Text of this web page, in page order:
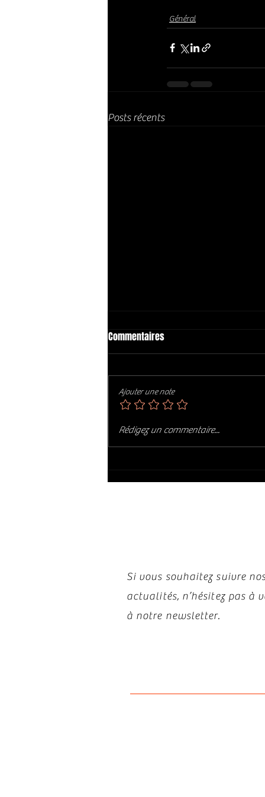
Général
Posts récents
Décès de DAVE MASON 😥😥
Commentaires
Ajouter une note
Rédigez un commentaire...
Si vous souhaitez suivre
actualités, n’hésitez pas à
à notre newsletter.